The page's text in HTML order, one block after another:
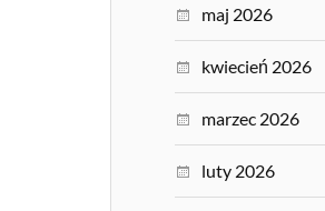
maj 2026
kwiecień 2026
marzec 2026
luty 2026